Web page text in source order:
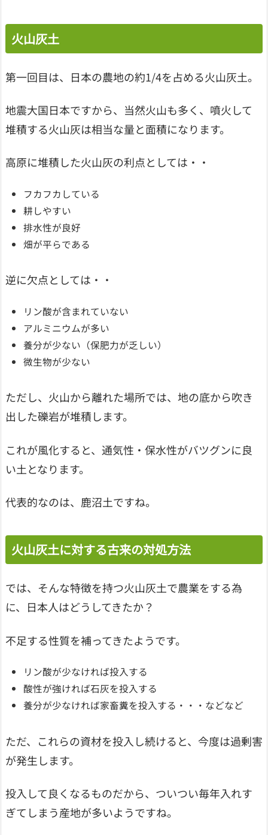
火山灰土
第一回目は、日本の農地の約1/4を占める火山灰土。
地震大国日本ですから、当然火山も多く、噴火して
堆積する火山灰は相当な量と面積になります。
高原に堆積した火山灰の利点としては・・
フカフカしている
耕しやすい
排水性が良好
畑が平らである
逆に欠点としては・・
リン酸が含まれていない
アルミニウムが多い
養分が少ない（保肥力が乏しい）
微生物が少ない
ただし、火山から離れた場所では、地の底から吹き
出した礫岩が堆積します。
これが風化すると、通気性・保水性がバツグンに良
い土となります。
代表的なのは、鹿沼土ですね。
火山灰土に対する古来の対処方法
では、そんな特徴を持つ火山灰土で農業をする為
に、日本人はどうしてきたか？
不足する性質を補ってきたようです。
リン酸が少なければ投入する
酸性が強ければ石灰を投入する
養分が少なければ家畜糞を投入する・・・などなど
ただ、これらの資材を投入し続けると、今度は過剰害
が発生します。
投入して良くなるものだから、ついつい毎年入れす
ぎてしまう産地が多いようですね。